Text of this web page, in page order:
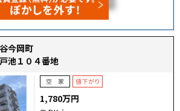
今岡町
池１０４番地
1,780万円